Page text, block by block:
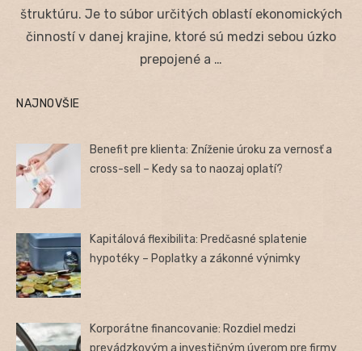
štruktúru. Je to súbor určitých oblastí ekonomických
činností v danej krajine, ktoré sú medzi sebou úzko
prepojené a …
NAJNOVŠIE
Benefit pre klienta: Zníženie úroku za vernosť a
cross-sell – Kedy sa to naozaj oplatí?
Kapitálová flexibilita: Predčasné splatenie
hypotéky – Poplatky a zákonné výnimky
Korporátne financovanie: Rozdiel medzi